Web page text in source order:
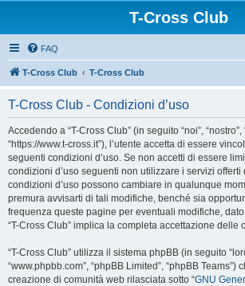
T-Cross Club
FAQ
T-Cross Club T-Cross Club
T-Cross Club - Condizioni d’uso
Accedendo a “T-Cross Club” (in seguito “noi”, “nostro”,
“https://www.t-cross.it”), l’utente accetta di essere
seguenti condizioni d’uso. Se non accetti di essere
condizioni d’uso seguenti non utilizzare i servizi offerti
condizioni d’uso possono cambiare in qualunque
premura avvisarti di tali modifiche, benché sia
frequenza queste pagine per eventuali modifiche,
“T-Cross Club” implica la completa accettazione delle
“T-Cross Club” utilizza il sistema phpBB (in seguito
“www.phpbb.com”, “phpBB Limited”, “phpBB Teams”)
creazione di comunità web rilasciata sotto “GNU